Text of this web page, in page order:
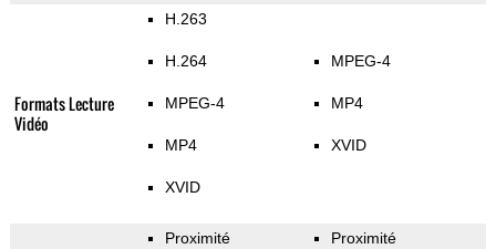
Formats Lecture
Vidéo
H.263
H.264
MPEG-4
MP4
XVID
MPEG-4
MP4
XVID
Proximité Proximité